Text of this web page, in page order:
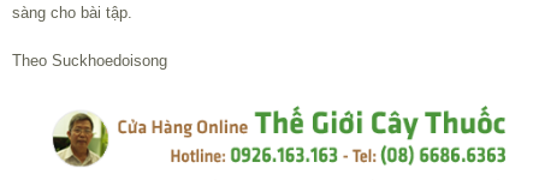
sàng cho bài tập.
Theo Suckhoedoisong